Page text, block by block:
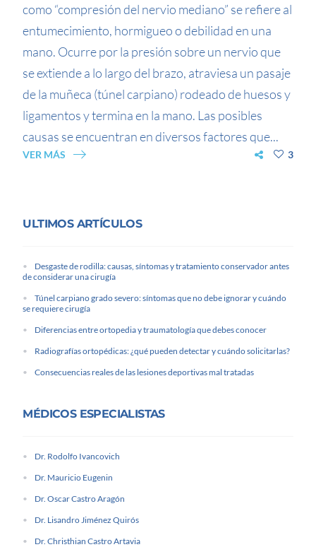
como “compresión del nervio mediano” se refiere al
entumecimiento, hormigueo o debilidad en una
mano. Ocurre por la presión sobre un nervio que
se extiende a lo largo del brazo, atraviesa un pasaje
de la muñeca (túnel carpiano) rodeado de huesos y
ligamentos y termina en la mano. Las posibles
causas se encuentran en diversos factores que...
VER MÁS 3
ULTIMOS ARTÍCULOS
Desgaste de rodilla: causas, síntomas y tratamiento conservador antes
de considerar una cirugía
Túnel carpiano grado severo: síntomas que no debe ignorar y cuándo
se requiere cirugía
Diferencias entre ortopedia y traumatología que debes conocer
Radiografías ortopédicas: ¿qué pueden detectar y cuándo solicitarlas?
Consecuencias reales de las lesiones deportivas mal tratadas
MÉDICOS ESPECIALISTAS
Dr. Rodolfo Ivancovich
Dr. Mauricio Eugenin
Dr. Oscar Castro Aragón
Dr. Lisandro Jiménez Quirós
Dr. Christhian Castro Artavia